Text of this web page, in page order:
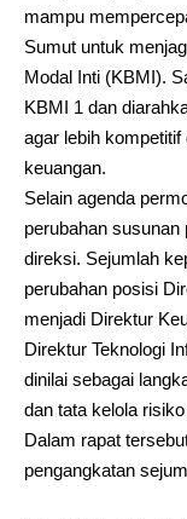
mampu
Sumut untuk
Modal Inti (KBMI).
KBMI 1 dan
agar lebih
keuangan.
Selain agenda
perubahan
direksi. Sejumlah
perubahan posisi
menjadi Direktur
Direktur Teknologi
dinilai sebagai
dan tata kelola
Dalam rapat
pengangkatan